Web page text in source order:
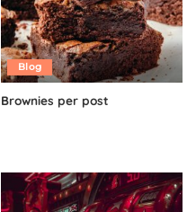
Blog
Brownies per post